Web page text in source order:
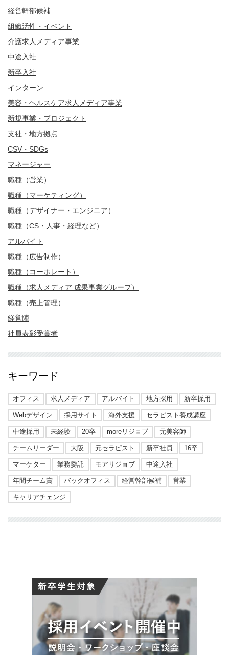
経営幹部候補
組織活性・イベント
介護求人メディア事業
中途入社
新卒入社
インターン
美容・ヘルスケア求人メディア事業
新規事業・プロジェクト
支社・地方拠点
CSV・SDGs
マネージャー
職種（営業）
職種（マーケティング）
職種（デザイナー・エンジニア）
職種（CS・人事・経理など）
アルバイト
職種（広告制作）
職種（コーポレート）
職種（求人メディア 成果事業グループ）
職種（売上管理）
経営陣
社員表彰受賞者
キーワード
オフィス 求人メディア アルバイト 地方採用 新卒採用
Webデザイン 採用サイト 海外支援 セラピスト養成講座
中途採用 未経験 20卒 moreリジョブ 元美容師
チームリーダー 大阪 元セラピスト 新卒社員 16卒
マーケター 業務委託 モアリジョブ 中途入社
年間チーム賞 バックオフィス 経営幹部候補 営業
キャリアチェンジ